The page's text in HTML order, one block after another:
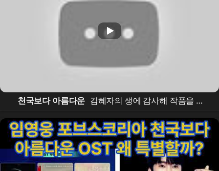
천국보다 아름다운 김혜자의 생에 감사해 작품을 할
때마다 그것이 자신의 마지막 작품이라고 여기는 배우
작품을 선택할 때 바늘귀 만한 희망의빛이보이는가를
기준으로삼는국민 배우